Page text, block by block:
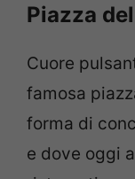
Piazza
Cuore
famosa
forma di
e dove oggi